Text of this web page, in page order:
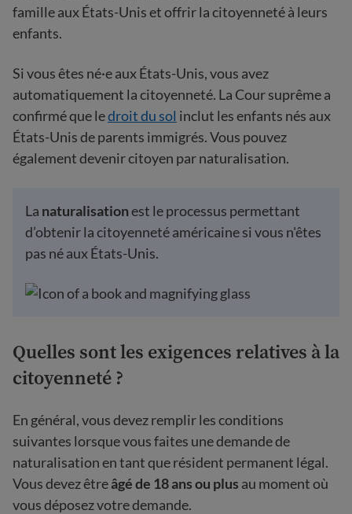
famille aux États-Unis et offrir la citoyenneté à leurs
enfants.
Si vous êtes né·e aux États-Unis, vous avez
automatiquement la citoyenneté. La Cour suprême a
confirmé que ledroit du sol inclut les enfants nés aux
États-Unis de parents immigrés. Vous pouvez
également devenir citoyen par naturalisation.
La naturalisationest le processus permettant
d’obtenir la citoyenneté américaine si vous n'êtes
pas né aux États-Unis.
Quelles sont les exigences relatives à la
citoyenneté ?
En général, vous devez remplir les conditions
suivantes lorsque vous faites une demande de
naturalisation en tant que résident permanent légal.
Vous devez êtreâgé de 18 ansou plus au moment où
vous déposez votre demande.